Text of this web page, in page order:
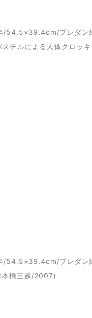
/54.5×39.4cm/ブレダン
ステルによる人体クロッ
/54.5×39.4cm/ブレダン
本橋三越/2007)